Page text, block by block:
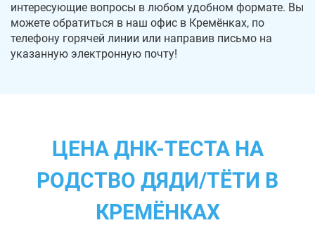
интересующие вопросы в любом удобном формате. Вы
можете обратиться в наш офис в Кремёнках, по
телефону горячей линии или направив письмо на
указанную электронную почту!
ЦЕНА ДНК-ТЕСТА НА
РОДСТВО ДЯДИ/ТЁТИ В
КРЕМЁНКАХ